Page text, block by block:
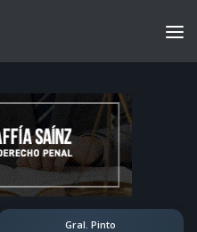
Gral. Pinto